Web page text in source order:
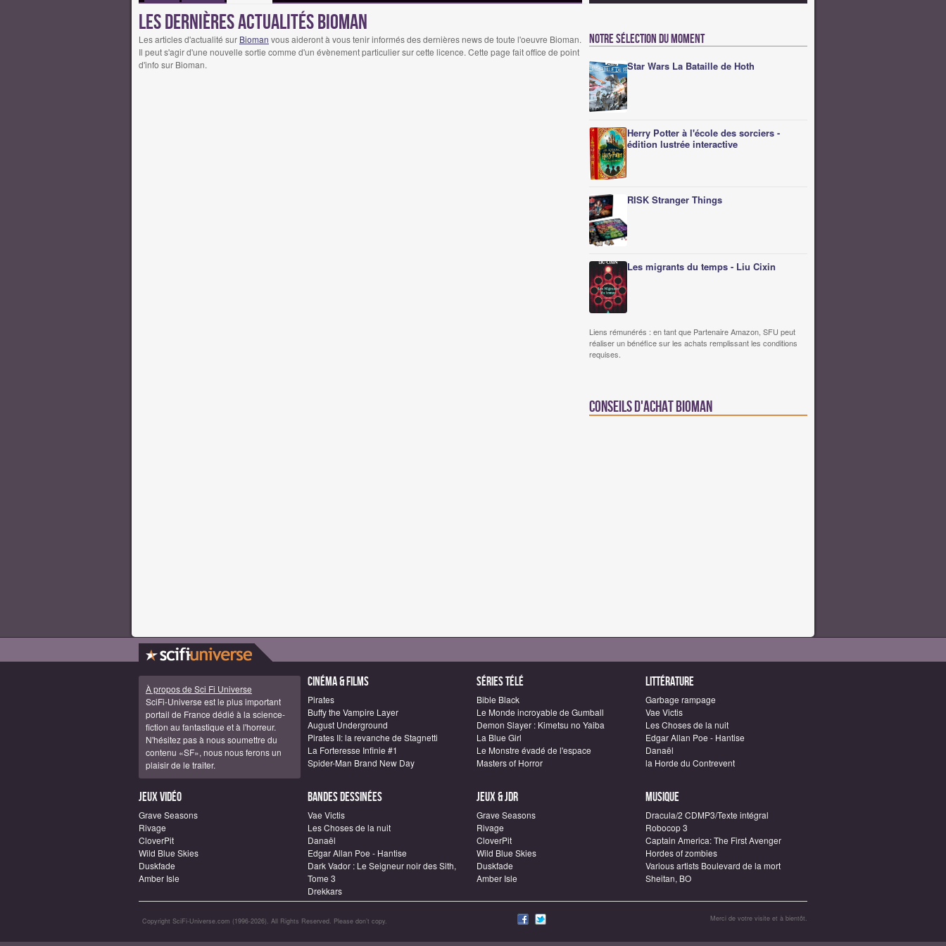
Les dernières actualités Bioman
Les articles d'actualité sur Bioman vous aideront à vous tenir informés des dernières news de toute l'oeuvre Bioman.
Il peut s'agir d'une nouvelle sortie comme d'un évènement particulier sur cette licence. Cette page fait office de point
d'info sur Bioman.
Notre sélection du moment
Star Wars La Bataille de Hoth
Herry Potter à l'école des sorciers -
édition lustrée interactive
RISK Stranger Things
Les migrants du temps - Liu Cixin
Liens rémunérés : en tant que Partenaire Amazon, SFU peut
réaliser un bénéfice sur les achats remplissant les conditions
requises.
Conseils d'achat Bioman
À propos de Sci Fi Universe
SciFi-Universe est le plus important
portail de France dédié à la science-
fiction au fantastique et à l'horreur.
N'hésitez pas à nous soumettre du
contenu «SF», nous nous ferons un
plaisir de le traiter.
Cinéma & Films
Pirates
Buffy the Vampire Layer
August Underground
Pirates II: la revanche de Stagnetti
La Forteresse Infinie #1
Spider-Man Brand New Day
Séries télé
Bible Black
Le Monde incroyable de Gumball
Demon Slayer : Kimetsu no Yaiba
La Blue Girl
Le Monstre évadé de l'espace
Masters of Horror
Littérature
Garbage rampage
Vae Victis
Les Choses de la nuit
Edgar Allan Poe - Hantise
Danaël
la Horde du Contrevent
Jeux vidéo
Grave Seasons
Rivage
CloverPit
Wild Blue Skies
Duskfade
Amber Isle
Bandes dessinées
Vae Victis
Les Choses de la nuit
Danaël
Edgar Allan Poe - Hantise
Dark Vador : Le Seigneur noir des Sith,
Tome 3
Drekkars
Jeux & JDR
Grave Seasons
Rivage
CloverPit
Wild Blue Skies
Duskfade
Amber Isle
Musique
Dracula/2 CDMP3/Texte intégral
Robocop 3
Captain America: The First Avenger
Hordes of zombies
Various artists Boulevard de la mort
Sheitan, BO
Copyright SciFi-Universe.com (1996-2026). All Rights Reserved. Please don’t copy. Merci de votre visite et à bientôt.